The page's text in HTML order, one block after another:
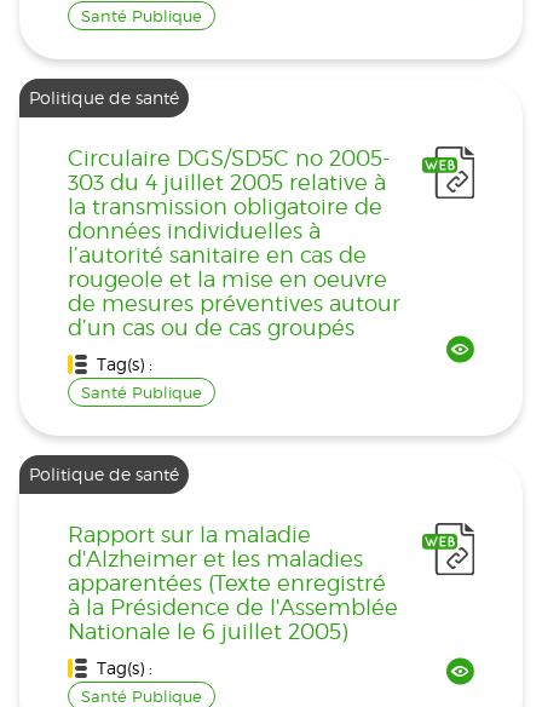
Santé Publique
Politique de santé
Circulaire DGS/SD5C no 2005-
303 du 4 juillet 2005 relative à
la transmission obligatoire de
données individuelles à
l’autorité sanitaire en cas de
rougeole et la mise en oeuvre
de mesures préventives autour
d’un cas ou de cas groupés
Tag(s) :
Santé Publique
Politique de santé
Rapport sur la maladie
d'Alzheimer et les maladies
apparentées (Texte enregistré
à la Présidence de l'Assemblée
Nationale le 6 juillet 2005)
Tag(s) :
Santé Publique